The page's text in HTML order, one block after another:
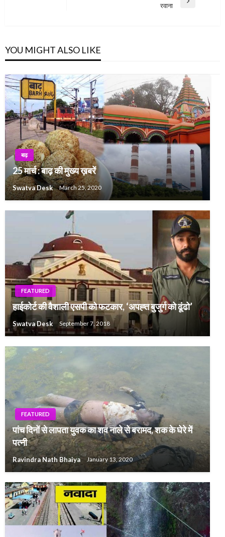
रवाना
YOU MIGHT ALSO LIKE
बाढ़
25 मार्च : बाढ़ की मुख्य ख़बरें
Swatva Desk March 25, 2020
FEATURED
हाईकोर्ट की वैशाली एसपी को फटकार, ‘अपह्त बुजुर्ग को ढूंढो’
Swatva Desk September 7, 2018
FEATURED
पांच दिनों से लापता युवक का शव नाले से बरामद, शक के घेरे में
पत्नी
Ravindra Nath Bhaiya January 13, 2020